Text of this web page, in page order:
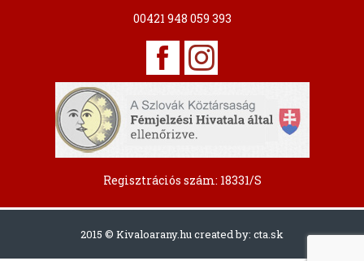
00421 948 059 393
Regisztrációs szám: 18331/S
2015 © Kivaloarany.hu created by: cta.sk